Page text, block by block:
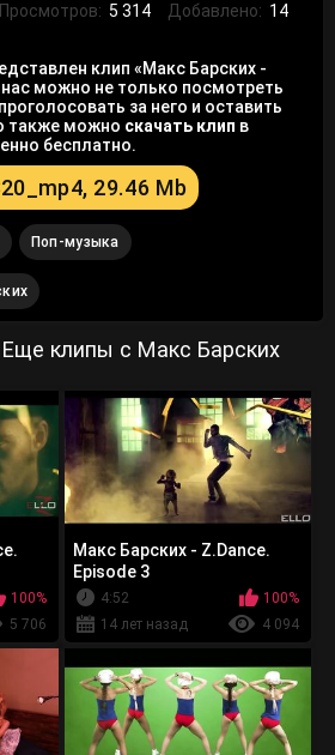
Просмотров: 5 314 Добавлено: 14
клип «Макс Барских -
нас можно не только посмотреть
за него и оставить
также можно скачать клип в
бесплатно.
29.46 Mb
Поп-музыка
Еще клипы с Макс Барских
100%
5 706
Макс Барских - Z.Dance.
Episode 3
4:52
100%
14 лет назад
4 094